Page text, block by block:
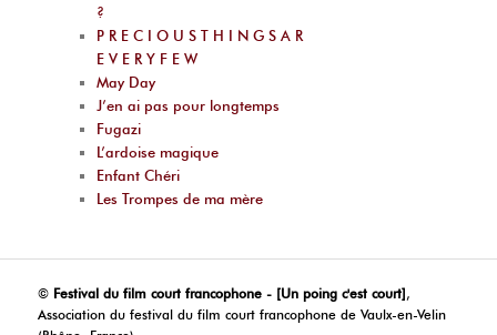
?
P R E C I O U S T H I N G S A R
E V E R Y F E W
May Day
J’en ai pas pour longtemps
Fugazi
L’ardoise magique
Enfant Chéri
Les Trompes de ma mère
© Festival du film court francophone - [Un poing c'est court],
Association du festival du film court francophone de Vaulx-en-Velin